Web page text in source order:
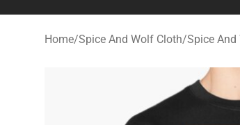
Home/Spice And Wolf Cloth/Spice And